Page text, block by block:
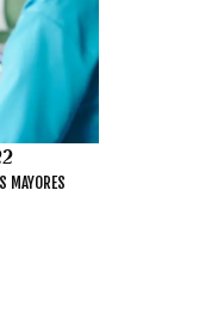
MAYORES